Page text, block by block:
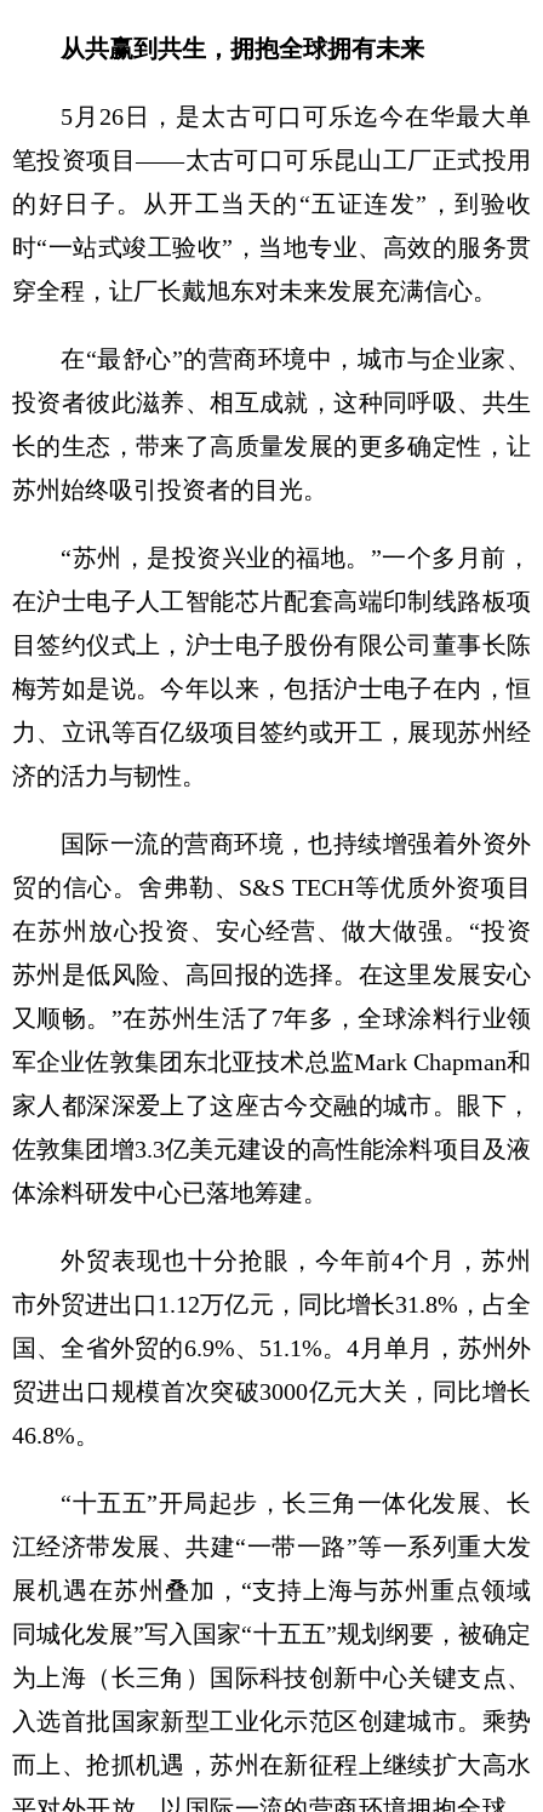
从共赢到共生，拥抱全球拥有未来
5月26日，是太古可口可乐迄今在华最大单
笔投资项目——太古可口可乐昆山工厂正式投用
的好日子。从开工当天的“五证连发”，到验收
时“一站式竣工验收”，当地专业、高效的服务贯
穿全程，让厂长戴旭东对未来发展充满信心。
在“最舒心”的营商环境中，城市与企业家、
投资者彼此滋养、相互成就，这种同呼吸、共生
长的生态，带来了高质量发展的更多确定性，让
苏州始终吸引投资者的目光。
“苏州，是投资兴业的福地。”一个多月前，
在沪士电子人工智能芯片配套高端印制线路板项
目签约仪式上，沪士电子股份有限公司董事长陈
梅芳如是说。今年以来，包括沪士电子在内，恒
力、立讯等百亿级项目签约或开工，展现苏州经
济的活力与韧性。
国际一流的营商环境，也持续增强着外资外
贸的信心。舍弗勒、S&S TECH等优质外资项目
在苏州放心投资、安心经营、做大做强。“投资
苏州是低风险、高回报的选择。在这里发展安心
又顺畅。”在苏州生活了7年多，全球涂料行业领
军企业佐敦集团东北亚技术总监Mark Chapman和
家人都深深爱上了这座古今交融的城市。眼下，
佐敦集团增3.3亿美元建设的高性能涂料项目及液
体涂料研发中心已落地筹建。
外贸表现也十分抢眼，今年前4个月，苏州
市外贸进出口1.12万亿元，同比增长31.8%，占全
国、全省外贸的6.9%、51.1%。4月单月，苏州外
贸进出口规模首次突破3000亿元大关，同比增长
46.8%。
“十五五”开局起步，长三角一体化发展、长
江经济带发展、共建“一带一路”等一系列重大发
展机遇在苏州叠加，“支持上海与苏州重点领域
同城化发展”写入国家“十五五”规划纲要，被确定
为上海（长三角）国际科技创新中心关键支点、
入选首批国家新型工业化示范区创建城市。乘势
而上、抢抓机遇，苏州在新征程上继续扩大高水